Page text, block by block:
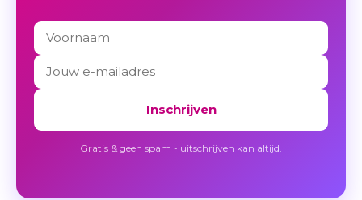
Inschrijven
Gratis & geen spam - uitschrijven kan altijd.